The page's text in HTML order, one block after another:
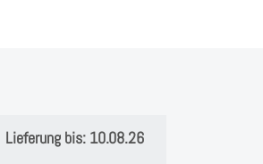
Lieferung bis: 10.08.26